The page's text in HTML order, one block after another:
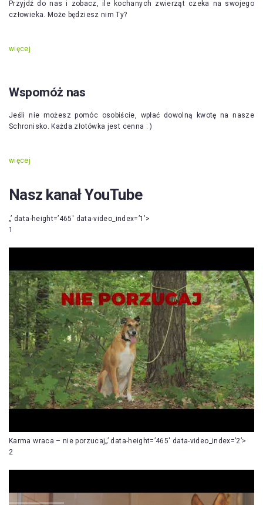
Przyjdź do nas i zobacz, ile kochanych zwierząt czeka na swojego
człowieka. Może będziesz nim Ty?
więcej
Wspomóż nas
Jeśli nie możesz pomóc osobiście, wpłać dowolną kwotę na nasze
Schronisko. Każda złotówka jest cenna : )
więcej
Nasz kanał YouTube
„’ data-height=’465′ data-video_index=’1’>
1
Karma wraca – nie porzucaj„’ data-height=’465′ data-video_index=’2’>
2